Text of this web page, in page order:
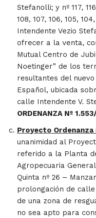
Stefanolli; y nº 117, 116,
108, 107, 106, 105,
Intendente Vezio
ofrecer a la venta,
Mutual Centro de
Noetinger” de los
resultantes del
Español, ubicada
calle Intendente V.
ORDENANZA Nº
Proyecto Ordenanza
unanimidad al
referido a la Planta
Agropecuaria
Quinta nº 26 –
prolongación de
de una zona de
no sea apto para